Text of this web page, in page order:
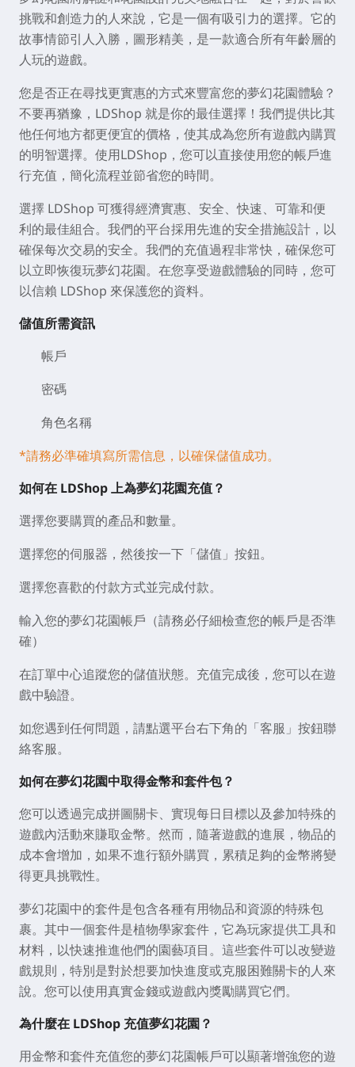
挑戰和創造力的人來說，它是一個有吸引力的選擇。它的
故事情節引人入勝，圖形精美，是一款適合所有年齡層的
人玩的遊戲。
您是否正在尋找更實惠的方式來豐富您的夢幻花園體驗？
不要再猶豫，LDShop 就是你的最佳選擇！我們提供比其
他任何地方都更便宜的價格，使其成為您所有遊戲內購買
的明智選擇。使用LDShop，您可以直接使用您的帳戶進
行充值，簡化流程並節省您的時間。
選擇 LDShop 可獲得經濟實惠、安全、快速、可靠和便
利的最佳組合。我們的平台採用先進的安全措施設計，以
確保每次交易的安全。我們的充值過程非常快，確保您可
以立即恢復玩夢幻花園。在您享受遊戲體驗的同時，您可
以信賴 LDShop 來保護您的資料。
儲值所需資訊
帳戶
密碼
角色名稱
*請務必準確填寫所需信息，以確保儲值成功。
如何在 LDShop 上為夢幻花園充值？
選擇您要購買的產品和數量。
選擇您的伺服器，然後按一下「儲值」按鈕。
選擇您喜歡的付款方式並完成付款。
輸入您的夢幻花園帳戶（請務必仔細檢查您的帳戶是否準
確）
在訂單中心追蹤您的儲值狀態。充值完成後，您可以在遊
戲中驗證。
如您遇到任何問題，請點選平台右下角的「客服」按鈕聯
絡客服。
如何在夢幻花園中取得金幣和套件包？
您可以透過完成拼圖關卡、實現每日目標以及參加特殊的
遊戲內活動來賺取金幣。然而，隨著遊戲的進展，物品的
成本會增加，如果不進行額外購買，累積足夠的金幣將變
得更具挑戰性。
夢幻花園中的套件是包含各種有用物品和資源的特殊包
裹。其中一個套件是植物學家套件，它為玩家提供工具和
材料，以快速推進他們的園藝項目。這些套件可以改變遊
戲規則，特別是對於想要加快進度或克服困難關卡的人來
說。您可以使用真實金錢或遊戲內獎勵購買它們。
為什麼在 LDShop 充值夢幻花園？
用金幣和套件充值您的夢幻花園帳戶可以顯著增強您的遊